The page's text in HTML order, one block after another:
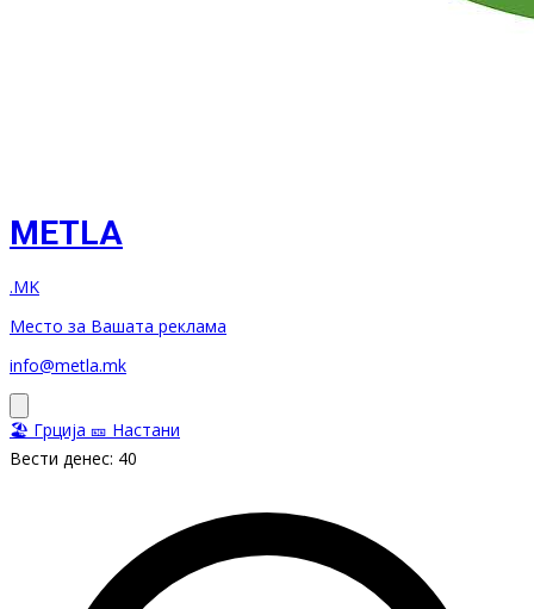
METLA
.MK
Место за Вашата реклама
info@metla.mk
🏖️ Грција 🎫 Настани
Вести денес: 40